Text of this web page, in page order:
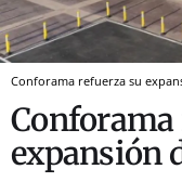
Conforama refuerza su
Conforama
expansión